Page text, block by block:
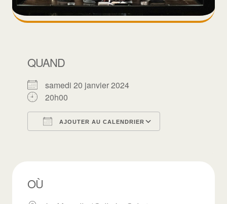
QUAND
samedi 20 janvier 2024
20h00
AJOUTER AU CALENDRIER
OÙ